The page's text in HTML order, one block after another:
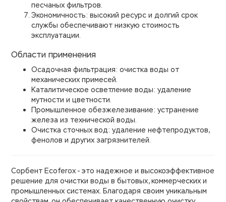
песчаных фильтров.
Экономичность: высокий ресурс и долгий срок
службы обеспечивают низкую стоимость
эксплуатации.
Области применения
Осадочная фильтрация: очистка воды от
механических примесей.
Каталитическое осветление воды: удаление
мутности и цветности.
Промышленное обезжелезивание: устранение
железа из технической воды.
Очистка сточных вод: удаление нефтепродуктов,
фенолов и других загрязнителей.
Сорбент Ecoferox - это надежное и высокоэффективное
решение для очистки воды в бытовых, коммерческих и
промышленных системах. Благодаря своим уникальным